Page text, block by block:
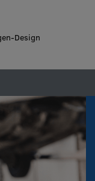
Design